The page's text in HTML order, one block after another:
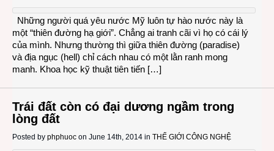
Những người quá yêu nước Mỹ luôn tự hào nước này là
một “thiên đường hạ giới”. Chẳng ai tranh cãi vì họ có cái lý
của mình. Nhưng thường thì giữa thiên đường (paradise)
và địa ngục (hell) chỉ cách nhau có một lằn ranh mong
manh. Khoa học kỹ thuật tiên tiến […]
Trái đất còn có đại dương ngầm trong
lòng đất
Posted by phphuoc on June 14th, 2014 in THẾ GIỚI CÔNG NGHỆ